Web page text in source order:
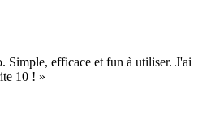
Simple, efficace et fun à utiliser. J'ai
10 ! »